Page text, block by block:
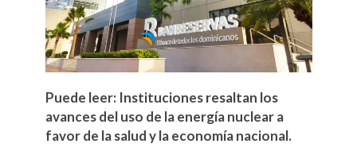
Puede leer: Instituciones resaltan los
avances del uso de la energía nuclear a
favor de la salud y la economía nacional.